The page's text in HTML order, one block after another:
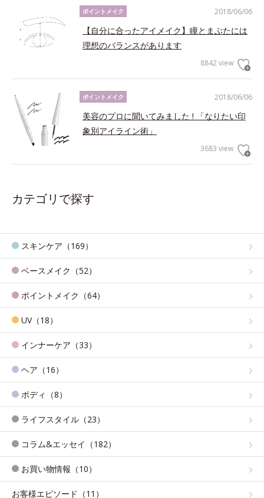
2018/06/06
ポイントメイク
【自分に合ったアイメイク】瞳とまぶたには
理想のバランスがあります
8842 view
2018/06/06
ポイントメイク
美容のプロに聞いてみました ! 「なりたい印
象別アイライン術」
3683 view
カテゴリで探す
スキンケア（169）
ベースメイク（52）
ポイントメイク（64）
UV（18）
インナーケア（33）
ヘア（16）
ボディ（8）
ライフスタイル（23）
コラム&エッセイ（182）
お買い物情報（10）
お客様エピソード（11）